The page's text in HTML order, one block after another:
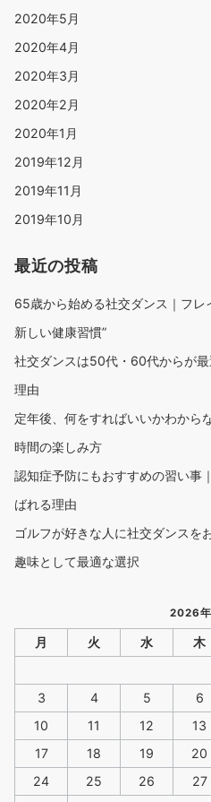
2020年5月
2020年4月
2020年3月
2020年2月
2020年1月
2019年12月
2019年11月
2019年10月
最近の投稿
65歳から始める社交ダンス｜フレ
新しい健康習慣”
社交ダンスは50代・60代からが
理由
定年後、何をすればいいかわから
時間の楽しみ方
認知症予防にもおすすめの習い事
ばれる理由
ゴルフが好きな人に社交ダンスを
趣味として最適な選択
2026
月 火 水 木
3
4 5 6
10
11 12 13
17
18 19 20
24
25 26 27